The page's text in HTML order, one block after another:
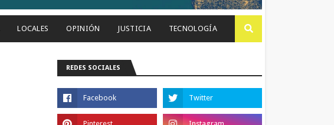
LOCALES OPINIÓN JUSTICIA TECNOLOGÍA
REDES SOCIALES